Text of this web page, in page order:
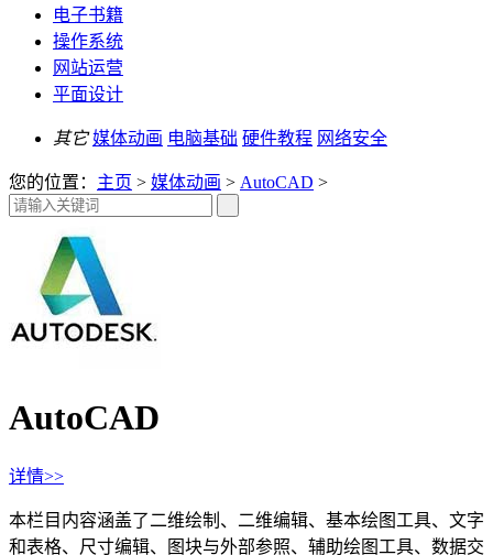
电子书籍
操作系统
网站运营
平面设计
其它 媒体动画 电脑基础 硬件教程 网络安全
您的位置： 主页 > 媒体动画 > AutoCAD >
AutoCAD
详情>>
本栏目内容涵盖了二维绘制、二维编辑、基本绘图工具、文字
和表格、尺寸编辑、图块与外部参照、辅助绘图工具、数据交